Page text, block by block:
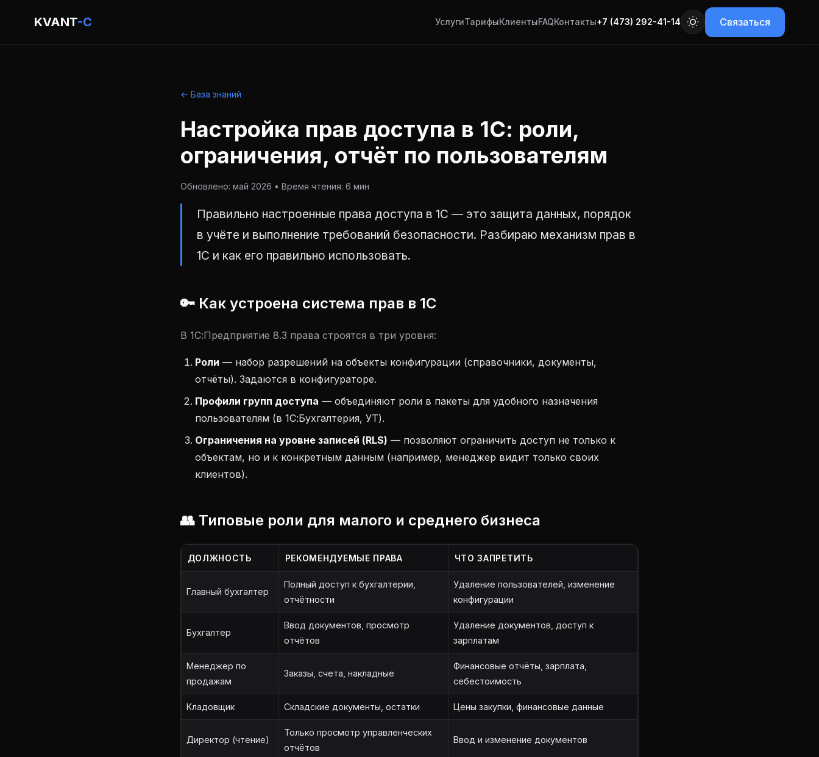
KVANT-C УслугиТарифыКлиентыFAQКонтакты+7 (473) 292-41-14 Связаться
← База знаний
Настройка прав доступа в 1С: роли,
ограничения, отчёт по пользователям
Обновлено: май 2026 • Время чтения: 6 мин
Правильно настроенные права доступа в 1С — это защита данных, порядок
в учёте и выполнение требований безопасности. Разбираю механизм прав в
1С и как его правильно использовать.
🔑 Как устроена система прав в 1С
В 1С:Предприятие 8.3 права строятся в три уровня:
Роли — набор разрешений на объекты конфигурации (справочники, документы,
отчёты). Задаются в конфигураторе.
Профили групп доступа — объединяют роли в пакеты для удобного назначения
пользователям (в 1С:Бухгалтерия, УТ).
Ограничения на уровне записей (RLS) — позволяют ограничить доступ не только к
объектам, но и к конкретным данным (например, менеджер видит только своих
клиентов).
👥 Типовые роли для малого и среднего бизнеса
ДОЛЖНОСТЬ РЕКОМЕНДУЕМЫЕ ПРАВА ЧТО ЗАПРЕТИТЬ
Главный бухгалтер
Полный доступ к бухгалтерии,
отчётности
Удаление пользователей, изменение
конфигурации
Бухгалтер
Ввод документов, просмотр
отчётов
Удаление документов, доступ к
зарплатам
Менеджер по
продажам
Заказы, счета, накладные
Финансовые отчёты, зарплата,
себестоимость
Кладовщик Складские документы, остатки Цены закупки, финансовые данные
Директор (чтение)
Только просмотр управленческих
отчётов
Ввод и изменение документов